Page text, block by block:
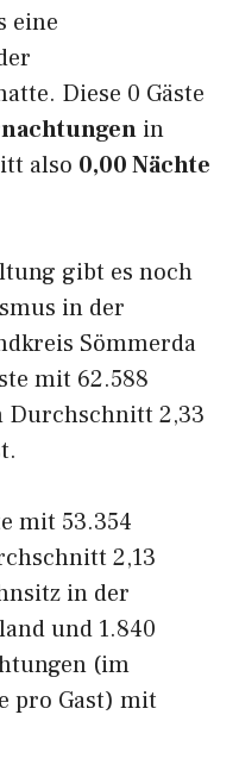
eine
Diese 0 Gäste
in
also 0,00 Nächte
gibt es noch
in der
Sömmerda
mit 62.588
Durchschnitt 2,33
mit 53.354
2,13
in der
und 1.840
(im
pro Gast) mit